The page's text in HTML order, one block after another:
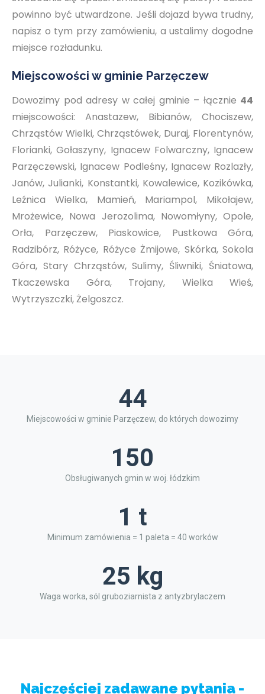
powinno być utwardzone. Jeśli dojazd bywa trudny,
napisz o tym przy zamówieniu, a ustalimy dogodne
miejsce rozładunku.
Miejscowości w gminie Parzęczew
Dowozimy pod adresy w całej gminie – łącznie 44
miejscowości: Anastazew, Bibianów, Chociszew,
Chrząstów Wielki, Chrząstówek, Duraj, Florentynów,
Florianki, Gołaszyny, Ignacew Folwarczny, Ignacew
Parzęczewski, Ignacew Podleśny, Ignacew Rozlazły,
Janów, Julianki, Konstantki, Kowalewice, Kozikówka,
Leźnica Wielka, Mamień, Mariampol, Mikołajew,
Mrożewice, Nowa Jerozolima, Nowomłyny, Opole,
Orła, Parzęczew, Piaskowice, Pustkowa Góra,
Radzibórz, Różyce, Różyce Żmijowe, Skórka, Sokola
Góra, Stary Chrząstów, Sulimy, Śliwniki, Śniatowa,
Tkaczewska Góra, Trojany, Wielka Wieś,
Wytrzyszczki, Żelgoszcz.
44
Miejscowości w gminie Parzęczew, do których dowozimy
150
Obsługiwanych gmin w woj. łódzkim
1 t
Minimum zamówienia = 1 paleta = 40 worków
25 kg
Waga worka, sól gruboziarnista z antyzbrylaczem
Najczęściej zadawane pytania -